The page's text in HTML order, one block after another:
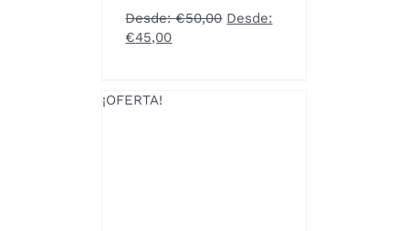
OPCIONES
PUEDEN
LA
Desde:€50,00 Desde:
€45,00
¡OFERTA!